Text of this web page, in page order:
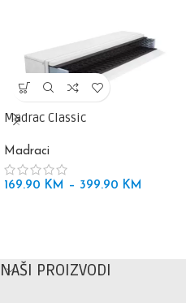
Madrac Classic
Madraci
169.90 KM – 399.90 KM
NAŠI PROIZVODI